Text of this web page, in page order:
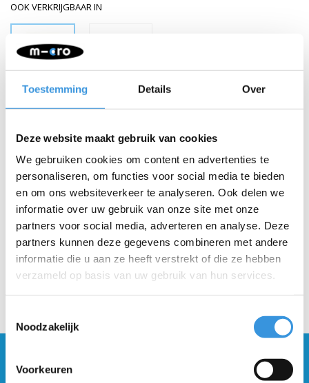
Toestemming Details Over
Deze website maakt gebruik van cookies
We gebruiken cookies om content en advertenties te
personaliseren, om functies voor social media te bieden
en om ons websiteverkeer te analyseren. Ook delen we
informatie over uw gebruik van onze site met onze
partners voor social media, adverteren en analyse. Deze
partners kunnen deze gegevens combineren met andere
informatie die u aan ze heeft verstrekt of die ze hebben
verzameld op basis van uw gebruik van hun services.
Noodzakelijk
Voorkeuren
OOK VERKRIJGBAAR IN
- + IN WINKELWAGEN
Gratis verzending vanaf €60
Beschrijving
Blijf op de hoogte en schrijf je in voor onze
nieuwsbrief